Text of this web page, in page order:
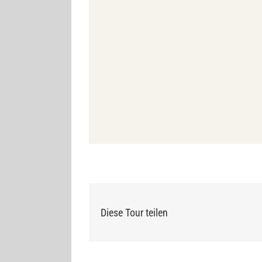
Diese Tour teilen